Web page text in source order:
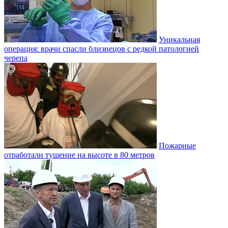
Уникальная
операция: врачи спасли близнецов с редкой патологией
черепа
Пожарные
отработали тушение на высоте в 80 метров